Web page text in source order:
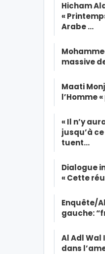
Hicham
«
Arabe …
massive
Maati
l’Homme
« Il n’y
jusqu’à
tuent…
Dialogue
« Cette
Enquête/
gauche:
Al Adl Wal
dans